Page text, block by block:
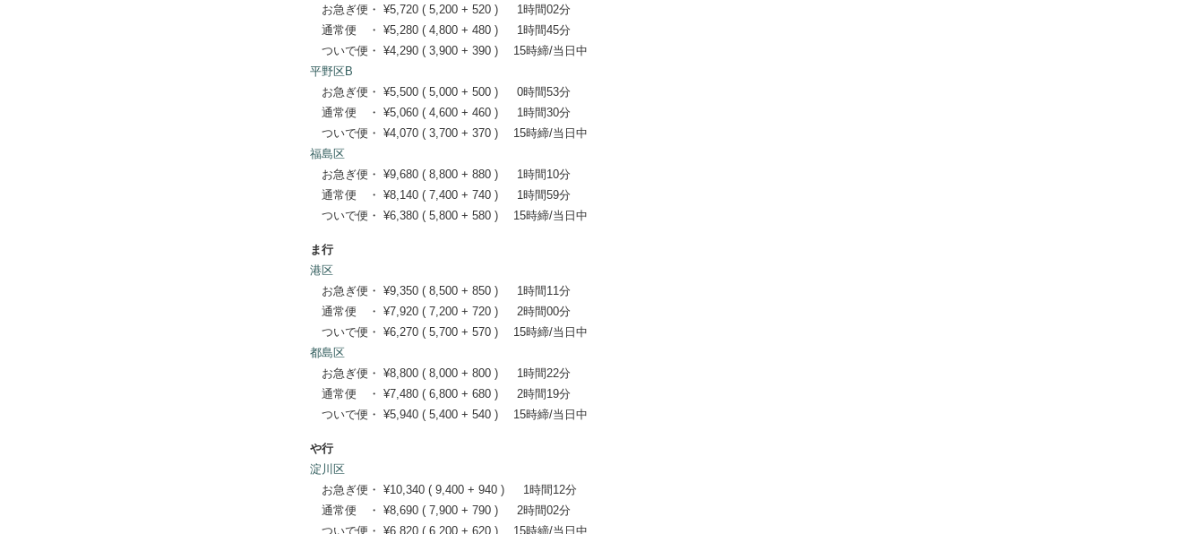
お急ぎ便・ ¥5,720 ( 5,200 + 520 ) 1時間02分
通常便 ・ ¥5,280 ( 4,800 + 480 ) 1時間45分
ついで便・ ¥4,290 ( 3,900 + 390 ) 15時締/当日中
平野区B
お急ぎ便・ ¥5,500 ( 5,000 + 500 ) 0時間53分
通常便 ・ ¥5,060 ( 4,600 + 460 ) 1時間30分
ついで便・ ¥4,070 ( 3,700 + 370 ) 15時締/当日中
福島区
お急ぎ便・ ¥9,680 ( 8,800 + 880 ) 1時間10分
通常便 ・ ¥8,140 ( 7,400 + 740 ) 1時間59分
ついで便・ ¥6,380 ( 5,800 + 580 ) 15時締/当日中
ま行
港区
お急ぎ便・ ¥9,350 ( 8,500 + 850 ) 1時間11分
通常便 ・ ¥7,920 ( 7,200 + 720 ) 2時間00分
ついで便・ ¥6,270 ( 5,700 + 570 ) 15時締/当日中
都島区
お急ぎ便・ ¥8,800 ( 8,000 + 800 ) 1時間22分
通常便 ・ ¥7,480 ( 6,800 + 680 ) 2時間19分
ついで便・ ¥5,940 ( 5,400 + 540 ) 15時締/当日中
や行
淀川区
お急ぎ便・ ¥10,340 ( 9,400 + 940 ) 1時間12分
通常便 ・ ¥8,690 ( 7,900 + 790 ) 2時間02分
ついで便・ ¥6,820 ( 6,200 + 620 ) 15時締/当日中